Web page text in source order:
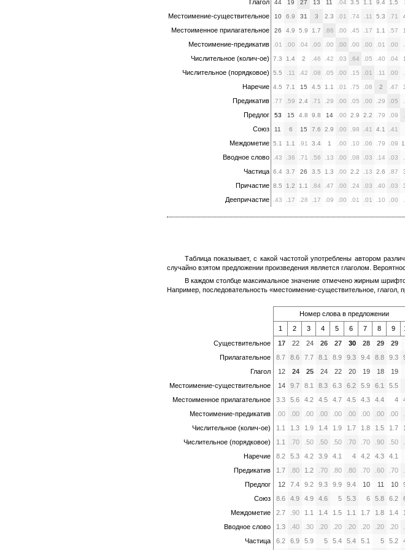
Глагол 44 19 27 13 11 .04 3.5 1.1 9.4 1.5
Местоимение-существительное 10 6.9 31 3 2.3 .01 .74 .11 5.3 .71
Местоименное прилагательное 26 4.9 5.9 1.7 .86 .00 .45 .17 1.1 .57
Местоимение-предикатив .01 .00 .04 .00 .00 .00 .00 .00 .01 .00
Числительное (колич-ое) 7.3 1.4 2 .46 .42 .03 .64 .05 .40 .04
Числительное (порядковое) 5.5 .11 .42 .08 .05 .00 .15 .01 .11 .00
Наречие 4.5 7.1 15 4.5 1.1 .01 .75 .08 2 .47
Предикатив .77 .59 2.4 .71 .29 .00 .05 .00 .29 .05
Предлог 53 15 4.8 9.8 14 .00 2.9 2.2 .79 .09
Союз 11 6 15 7.6 2.9 .00 .98 .41 4.1 .41
Междометие 5.1 1.1 .91 3.4 1 .00 .10 .06 .79 .09
Вводное слово .43 .36 .71 .56 .13 .00 .08 .03 .14 .03
Частица 6.4 3.7 26 3.5 1.3 .00 2.2 .13 2.6 .87
Причастие 8.5 1.2 1.1 .84 .47 .00 .24 .03 .40 .03
Деепричастие .43 .17 .28 .17 .09 .00 .01 .01 .10 .00
Таблица показывает, с какой частотой употреблены автором
случайно взятом предложении произведения является глаголом.
В каждом столбце максимальное значение отмечено жирным
Например, последовательность «местоимение-существительное,
Номер слова в предложении
1
2 3 4 5 6 7 8 9
Существительное
17 22 24 26 27 30 28 29 29
Прилагательное
8.7 8.6 7.7 8.1 8.9 9.3 9.4 8.8 9.3
Глагол
12 24 25 24 22 20 19 18 19
Местоимение-существительное
14 9.7 8.1 8.3 6.3 6.2 5.9 6.1 5.5
Местоименное прилагательное
3.3 5.6 4.2 4.5 4.7 4.5 4.3 4.4 4
Местоимение-предикатив
.00 .00 .00 .00 .00 .00 .00 .00 .00
Числительное (колич-ое)
1.1 1.3 1.9 1.4 1.9 1.7 1.8 1.5 1.7
Числительное (порядковое)
1.1 .70 .50 .50 .50 .70 .70 .90 .50
Наречие
8.2 5.3 4.2 3.9 4.1 4 4.2 4.3 4.1
Предикатив
1.7 .80 1.2 .70 .80 .80 .70 .60 .70
Предлог
12 7.4 9.2 9.3 9.9 9.4 10 11 10
Союз
8.6 4.9 4.9 4.6 5 5.3 6 5.8 6.2
Междометие
2.7 .90 1.1 1.4 1.5 1.1 1.7 1.8 1.4
Вводное слово
1.3 .40 .30 .20 .20 .20 .20 .20 .20
Частица
6.2 6.9 5.9 5 5.4 5.4 5.1 5 5.2